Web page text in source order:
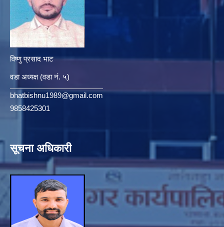
विष्णु प्रसाद भाट
वडा अध्यक्ष (वडा नं. ५)
bhatbishnu1989@gmail.com
9858425301
सूचना अधिकारी